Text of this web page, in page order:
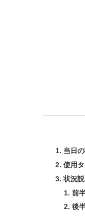
当日
使用
状況説
前
後